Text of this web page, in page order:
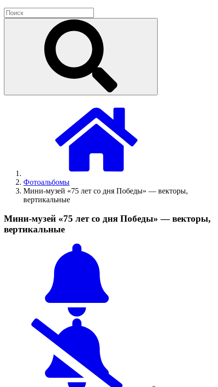
Фотоальбомы
Мини-музей «75 лет со дня Победы» — векторы,
вертикальные
Мини-музей «75 лет со дня Победы» — векторы,
вертикальные